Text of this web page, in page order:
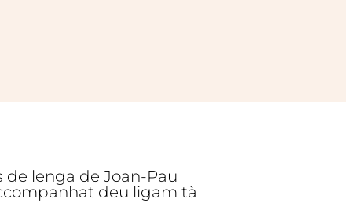
de lenga de Joan-Pau
deu ligam tà